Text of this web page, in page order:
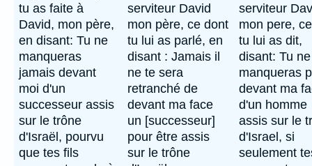
tu as faite à
David, mon père,
en disant: Tu ne
manqueras
jamais devant
moi d'un
successeur assis
sur le trône
d'Israël, pourvu
que tes fils
serviteur David
mon père, ce dont
tu lui as parlé, en
disant : Jamais il
ne te sera
retranché de
devant ma face
un [successeur]
pour être assis
sur le trône
serviteur
mon pere,
tu lui as dit,
disant: Tu ne
manqueras
devant ma
d'un homme
assis sur le
d'Israel, si
seulement